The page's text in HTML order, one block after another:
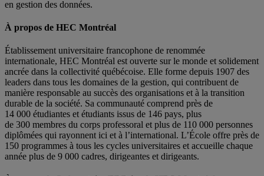
en gestion des données.
À propos de HEC Montréal
Établissement universitaire francophone de renommée
internationale, HEC Montréal est ouverte sur le monde et solidement
ancrée dans la collectivité québécoise. Elle forme depuis 1907 des
leaders dans tous les domaines de la gestion, qui contribuent de
manière responsable au succès des organisations et à la transition
durable de la société. Sa communauté comprend près de
14 000 étudiantes et étudiants issus de 146 pays, plus
de 300 membres du corps professoral et plus de 110 000 personnes
diplômées qui rayonnent ici et à l’international. L’École offre près de
150 programmes à tous les cycles universitaires et accueille chaque
année plus de 9 000 cadres, dirigeantes et dirigeants.